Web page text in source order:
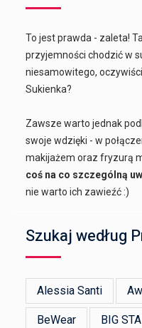
To jest prawda - zaleta!
przyjemności chodzić w
niesamowitego,
Sukienka?
Zawsze warto jednak
swoje wdzięki - w
makijażem oraz fryzurą
coś na co szczególną
nie warto ich zawieźć :)
Szukaj według
Alessia Santi
BeWear BIG